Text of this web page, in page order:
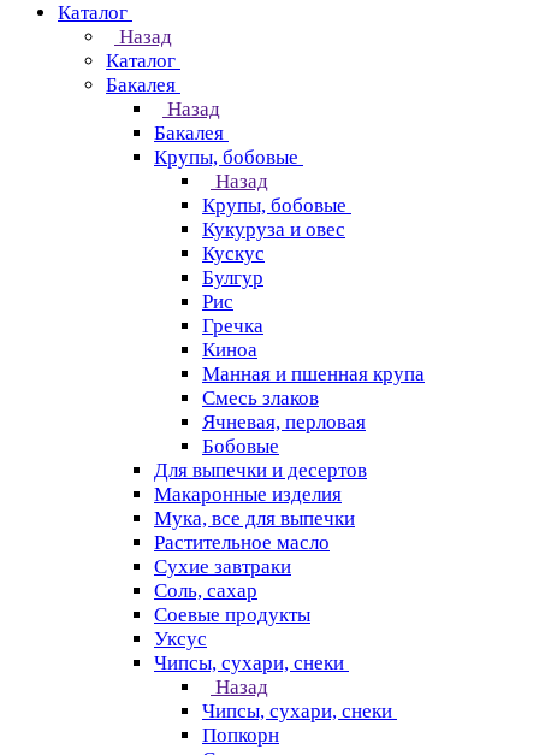
Каталог
Назад
Каталог
Бакалея
Назад
Бакалея
Крупы, бобовые
Назад
Крупы, бобовые
Кукуруза и овес
Кускус
Булгур
Рис
Гречка
Киноа
Манная и пшенная крупа
Смесь злаков
Ячневая, перловая
Бобовые
Для выпечки и десертов
Макаронные изделия
Мука, все для выпечки
Растительное масло
Сухие завтраки
Соль, сахар
Соевые продукты
Уксус
Чипсы, сухари, снеки
Назад
Чипсы, сухари, снеки
Попкорн